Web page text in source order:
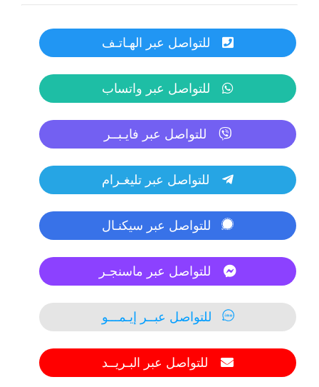
للتواصل عبر الهـاتـف
للتواصل عبر واتساب
للتواصل عبر فايـبــر
للتواصل عبر تليغـرام
للتواصل عبر سيكنـال
للتواصل عبر ماسنجـر
للتواصل عبــر إيـمـــو
للتواصل عبر البـريــد